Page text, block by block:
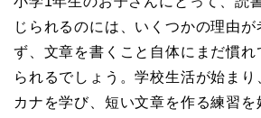
じられるのには、いくつかの理由が
ず、文章を書くこと自体にまだ慣れ
られるでしょう。学校生活が始まり
カナを学び、短い文章を作る練習